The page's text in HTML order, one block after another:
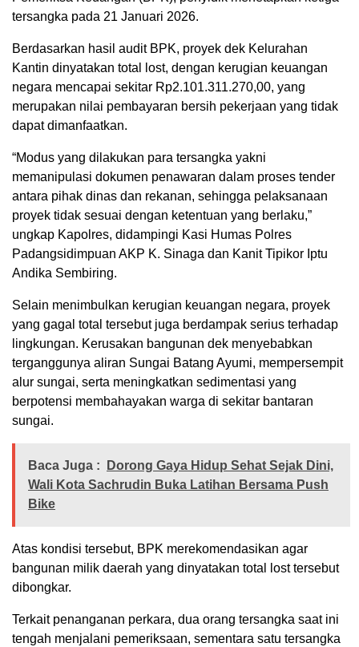
tersangka pada 21 Januari 2026.
Berdasarkan hasil audit BPK, proyek dek Kelurahan
Kantin dinyatakan total lost, dengan kerugian keuangan
negara mencapai sekitar Rp2.101.311.270,00, yang
merupakan nilai pembayaran bersih pekerjaan yang tidak
dapat dimanfaatkan.
“Modus yang dilakukan para tersangka yakni
memanipulasi dokumen penawaran dalam proses tender
antara pihak dinas dan rekanan, sehingga pelaksanaan
proyek tidak sesuai dengan ketentuan yang berlaku,”
ungkap Kapolres, didampingi Kasi Humas Polres
Padangsidimpuan AKP K. Sinaga dan Kanit Tipikor Iptu
Andika Sembiring.
Selain menimbulkan kerugian keuangan negara, proyek
yang gagal total tersebut juga berdampak serius terhadap
lingkungan. Kerusakan bangunan dek menyebabkan
terganggunya aliran Sungai Batang Ayumi, mempersempit
alur sungai, serta meningkatkan sedimentasi yang
berpotensi membahayakan warga di sekitar bantaran
sungai.
Baca Juga :
Dorong Gaya Hidup Sehat Sejak Dini,
Wali Kota Sachrudin Buka Latihan Bersama Push
Bike
Atas kondisi tersebut, BPK merekomendasikan agar
bangunan milik daerah yang dinyatakan total lost tersebut
dibongkar.
Terkait penanganan perkara, dua orang tersangka saat ini
tengah menjalani pemeriksaan, sementara satu tersangka